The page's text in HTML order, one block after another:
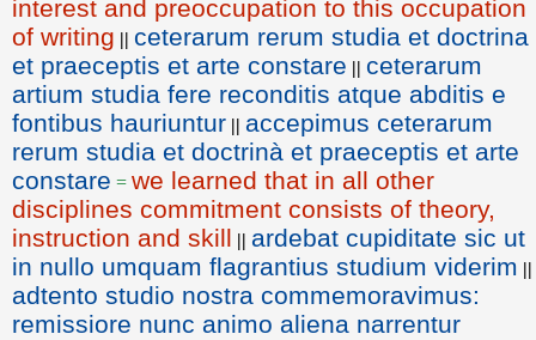
interest and preoccupation to this occupation
of writing || ceterarum rerum studia et doctrina
et praeceptis et arte constare || ceterarum
artium studia fere reconditis atque abditis e
fontibus hauriuntur || accepimus ceterarum
rerum studia et doctrinà et praeceptis et arte
constare = we learned that in all other
disciplines commitment consists of theory,
instruction and skill || ardebat cupiditate sic ut
in nullo umquam flagrantius studium viderim ||
adtento studio nostra commemoravimus:
remissiore nunc animo aliena narrentur